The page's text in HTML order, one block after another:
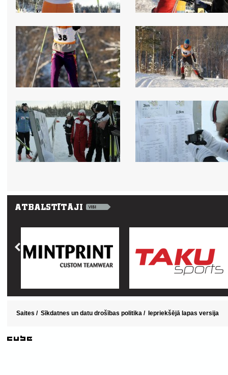
Saites / Sīkdatnes un datu drošības politika / Iepriekšējā lapas versija